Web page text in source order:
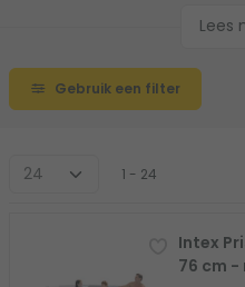
bacteriën geen kans om teLees
Gebruik een filter
1 - 24
Intex
76 cm